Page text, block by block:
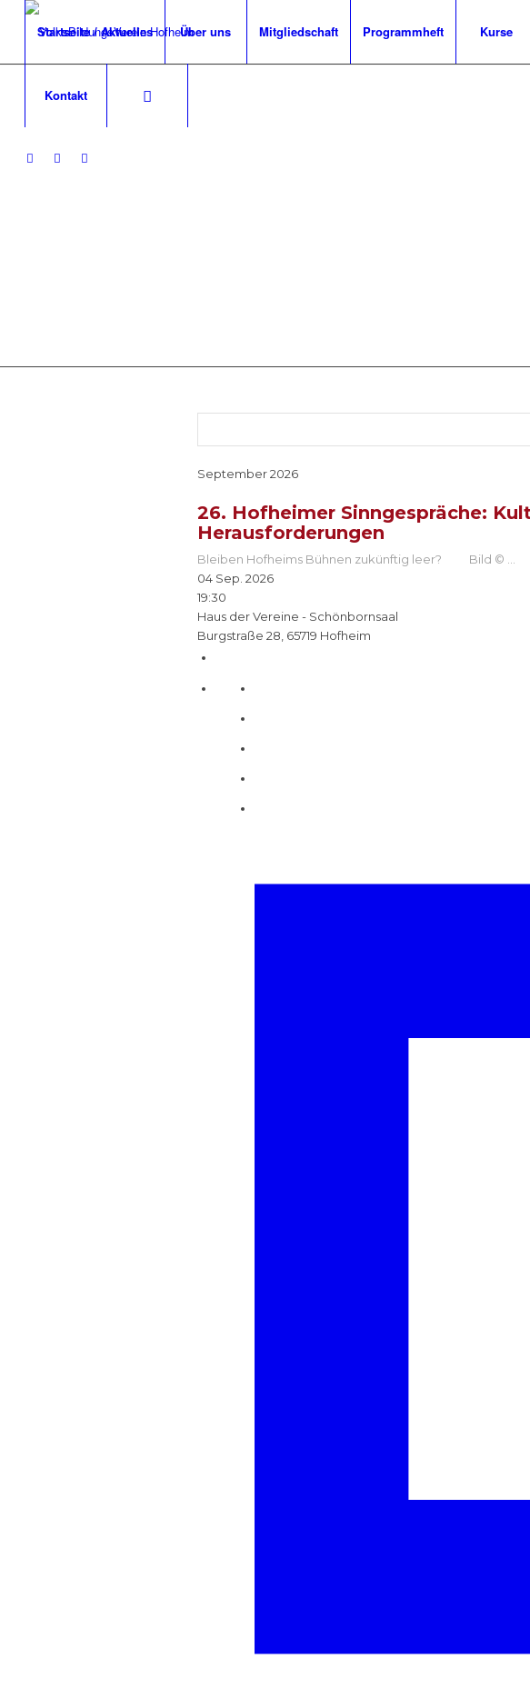
Startseite / Aktuelles Über uns Mitgliedschaft Programmheft Kurse
Kontakt
September 2026
26. Hofheimer Sinngespräche:
Herausforderungen
Bleiben Hofheims Bühnen zukünftig leer? Bild ©
04 Sep. 2026
19:30
Haus der Vereine - Schönbornsaal
Burgstraße 28, 65719 Hofheim